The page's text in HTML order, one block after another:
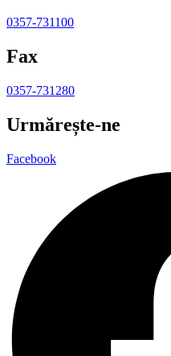
0357-731100
Fax
0357-731280
Urmărește-ne
Facebook